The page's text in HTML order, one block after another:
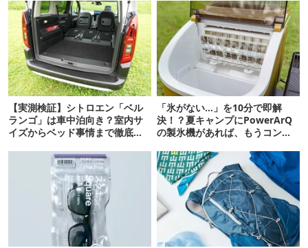
【実測検証】シトロエン「ベル
ランゴ」は車中泊向き？室内サ
イズからベッド事情まで徹底レ
「氷がない…」を10分で即解
決！？夏キャンプにPowerArQ
の製氷機があれば、もうコンビ